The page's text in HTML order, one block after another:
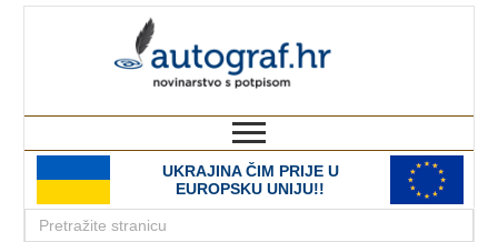
UKRAJINA ČIM PRIJE U
EUROPSKU UNIJU!!